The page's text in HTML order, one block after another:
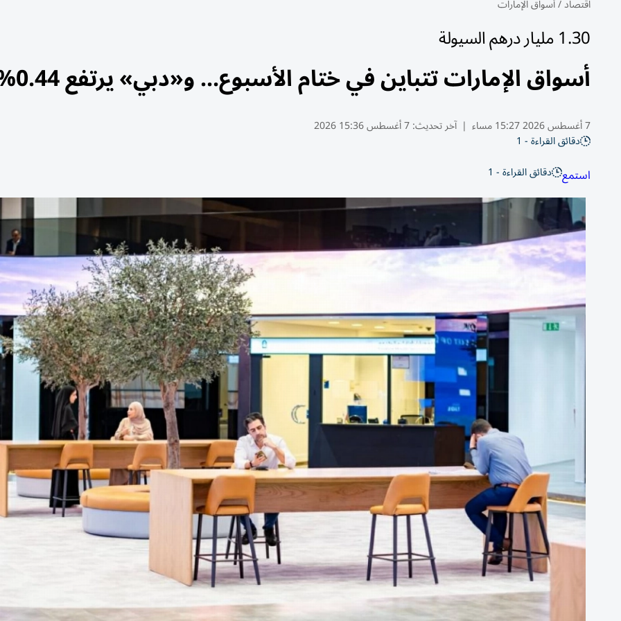
اقتصاد/أسواق الإمارات
1.30 مليار درهم السيولة
أسواق الإمارات تتباين في ختام الأسبوع... و«دبي» يرتفع 0.44%
7 أغسطس 2026 15:27 مساء | آخر تحديث:7 أغسطس 15:36 2026
دقائق القراءة - 1
استمع دقائق القراءة - 1